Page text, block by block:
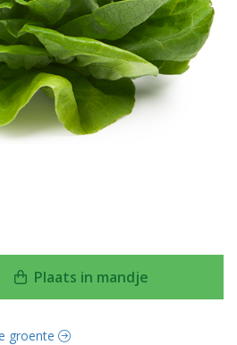
Plaats in mandje
groente